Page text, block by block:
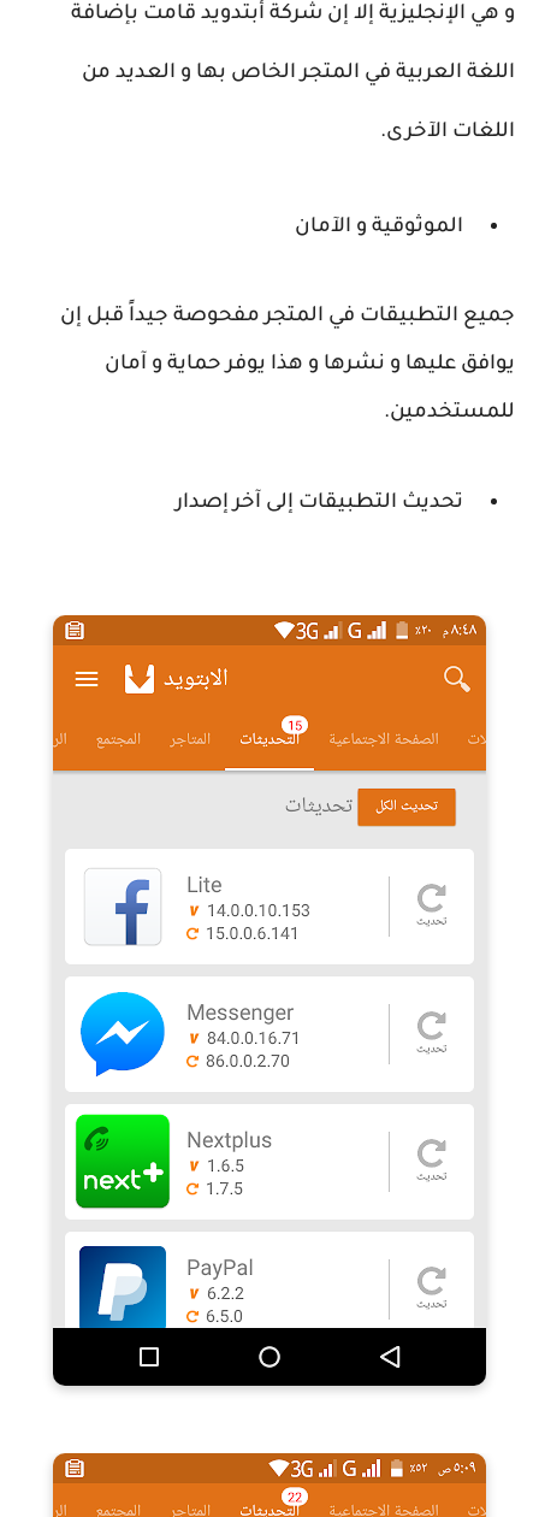
و هي الإنجليزية إلا إن شركة أبتدويد قامت بإضافة
اللغة العربية في المتجر الخاص بها و العديد من
اللغات الآخرى.
الموثوقية و الآمان
جميع التطبيقات في المتجر مفحوصة جيداً قبل إن
يوافق عليها و نشرها و هذا يوفر حماية و آمان
للمستخدمين.
تحديث التطبيقات إلى آخر إصدار